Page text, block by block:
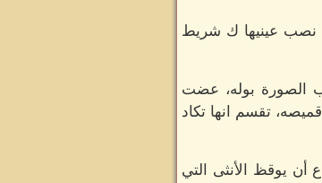
نصب عينيها ك شريط
الصورة بوله، عضت
تقسم انها تكاد
أن يوقظ الأنثى التي